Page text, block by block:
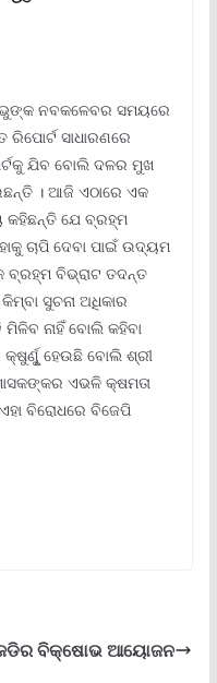
ନବକଳେବର ସମୟରେ
ସାଧାରଣରେ
ଯିବ ବୋଲି ଦଳର ମୁଖ
। ଆଜି ଏଠାରେ ଏକ
କହିଛନ୍ତି ଯେ ବ୍ରହ୍ମ
ଚାପି ଦେବା ପାଇଁ ଉଦ୍ୟମ
ବ୍ରହ୍ମ ବିଭ୍ରାଟ ତଦନ୍ତ
ସୁଚନା ଅଧିକାର
ନାହିଁ ବୋଲି କହିବା
ହେଉଛି ବୋଲି ଶ୍ରୀ
ଏଭଳି କ୍ଷମତା
ବିରୋଧରେ ବିଜେପି
ବିକ୍ଷୋଭ ଆୟୋଜନ